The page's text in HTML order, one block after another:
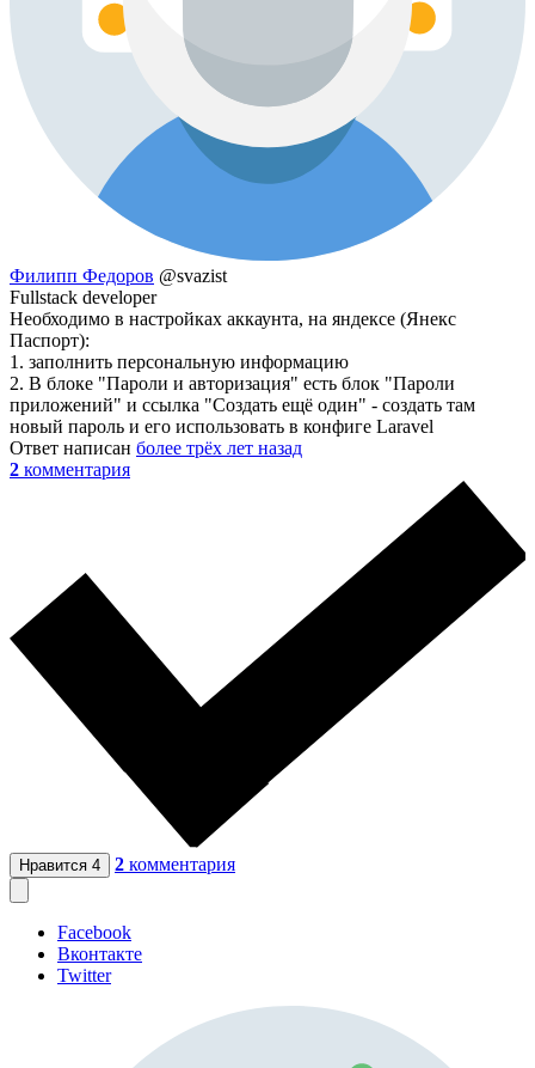
Филипп Федоров @svazist
Fullstack developer
Необходимо в настройках аккаунта, на яндексе (Янекс
Паспорт):
1. заполнить персональную информацию
2. В блоке "Пароли и авторизация" есть блок "Пароли
приложений" и ссылка "Создать ещё один" - создать там
новый пароль и его использовать в конфиге Laravel
Ответ написан более трёх лет назад
2 комментария
Нравится 4 2 комментария
Facebook
Вконтакте
Twitter